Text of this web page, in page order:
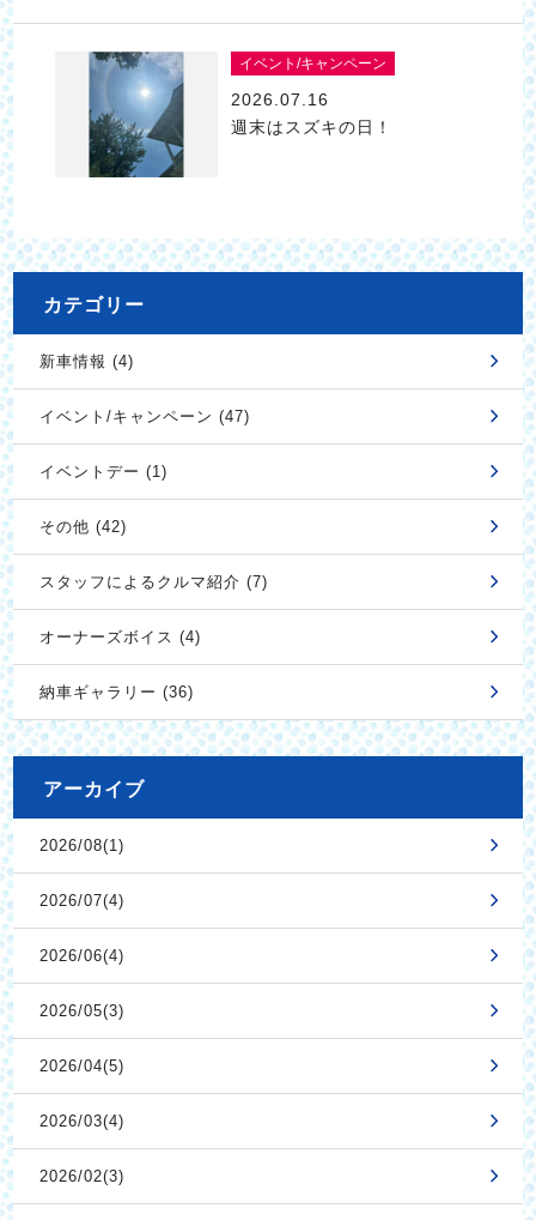
イベント/キャンペーン
2026.07.16
週末はスズキの日！
カテゴリー
新車情報 (4)
イベント/キャンペーン (47)
イベントデー (1)
その他 (42)
スタッフによるクルマ紹介 (7)
オーナーズボイス (4)
納車ギャラリー (36)
アーカイブ
2026/08(1)
2026/07(4)
2026/06(4)
2026/05(3)
2026/04(5)
2026/03(4)
2026/02(3)